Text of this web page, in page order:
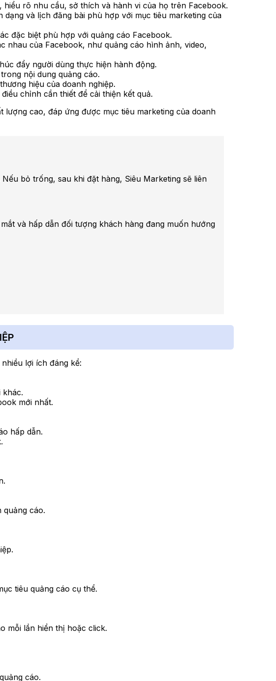
rõ nhu cầu, sở thích và hành vi của họ trên Facebook.
và lịch đăng bài phù hợp với mục tiêu marketing của
đặc biệt phù hợp với quảng cáo Facebook.
nhau của Facebook, như quảng cáo hình ảnh, video,
đẩy người dùng thực hiện hành động.
nội dung quảng cáo.
hiệu của doanh nghiệp.
chỉnh cần thiết để cải thiện kết quả.
lượng cao, đáp ứng được mục tiêu marketing của doanh
bỏ trống, sau khi đặt hàng, Siêu Marketing sẽ liên
và hấp dẫn đối tượng khách hàng đang muốn hướng
lợi ích đáng kể:
khác.
mới nhất.
hấp dẫn.
cáo.
tiêu quảng cáo cụ thể.
mỗi lần hiển thị hoặc click.
cáo.